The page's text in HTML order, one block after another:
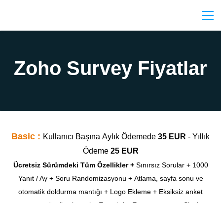
Zoho Survey Fiyatlar
Basic : Kullanıcı Başına Aylık Ödemede 35 EUR - Yıllık
Ödeme 25 EUR
Ücretsiz Sürümdeki Tüm Özellikler+ Sınırsız Sorular + 1000
Yanıt / Ay + Soru Randomizasyonu + Atlama, sayfa sonu ve
otomatik doldurma mantığı + Logo Ekleme + Eksiksiz anket